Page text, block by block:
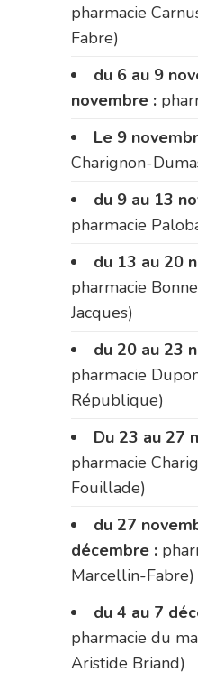
pharmacie
Fabre)
du 6 au 9
novembre :
Le 9
Charignon-
du 9 au 13
pharmacie
du 13 au 20
pharmacie
Jacques)
du 20 au 23
pharmacie
République)
Du 23 au 27
pharmacie
Fouillade)
du 27
décembre :
Marcellin-Fabre)
du 4 au 7
pharmacie du
Aristide Briand)